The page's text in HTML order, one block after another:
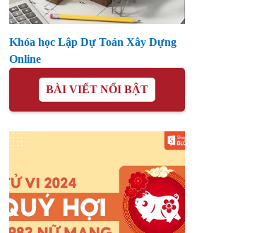
Khóa học Lập Dự Toán Xây Dựng
Online
BÀI VIẾT NỔI BẬT